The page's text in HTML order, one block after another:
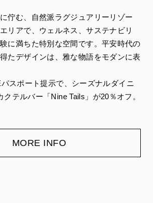
佇む、自然派ラグジュアリーリゾー
リアで、ウェルネス、サステナビリ
に満ちた特別な空間です。平安時代の
たデザインは、雅な物語をモダンに表
スポート提示で、シーズナルダイニ
テルバー「Nine Tails」が20％オフ。
MORE INFO